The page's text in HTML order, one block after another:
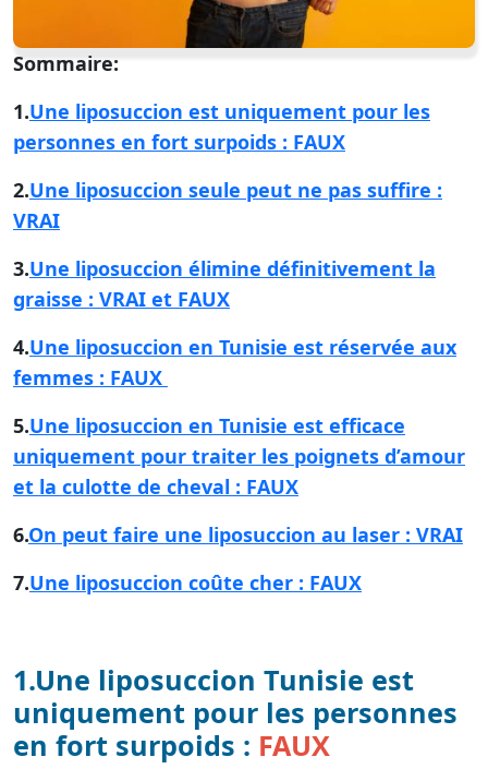
Sommaire:
1.Une liposuccion est uniquement pour les
personnes en fort surpoids : FAUX
2.Une liposuccion seule peut ne pas suffire :
VRAI
3.Une liposuccion élimine définitivement la
graisse : VRAI et FAUX
4.Une liposuccion en Tunisie est réservée aux
femmes : FAUX
5.Une liposuccion en Tunisie est efficace
uniquement pour traiter les poignets d’amour
et la culotte de cheval : FAUX
6.On peut faire une liposuccion au laser : VRAI
7.Une liposuccion coûte cher : FAUX
1.Une liposuccion Tunisie est
uniquement pour les personnes
en fort surpoids : FAUX